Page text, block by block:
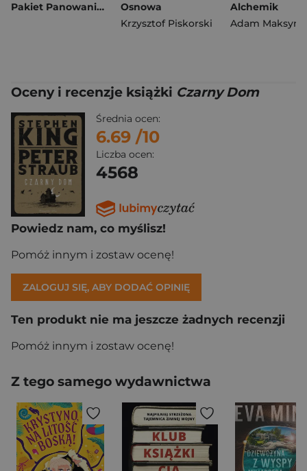
Pakiet Panowanie smoka / Ogień i krew. Tom 1-2
Osnowa
Krzysztof Piskorski
Alchemik
Oceny i recenzje książki Czarny Dom
Średnia ocen:
6.69 /10
Liczba ocen:
4568
Powiedz nam, co myślisz!
Pomóż innym i zostaw ocenę!
ZALOGUJ SIĘ, ABY DODAĆ OPINIĘ
Ten produkt nie ma jeszcze żadnych recenzji
Pomóż innym i zostaw ocenę!
Z tego samego wydawnictwa